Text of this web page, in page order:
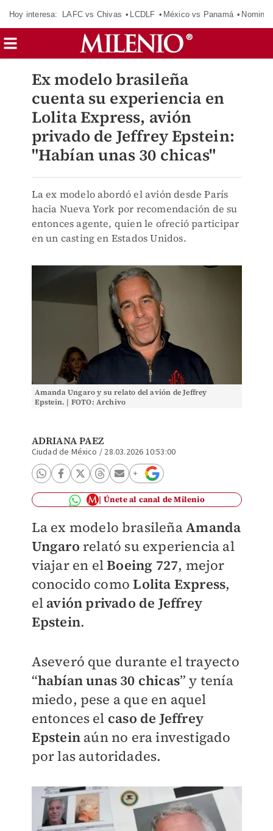
Hoy interesa: LAFC vs Chivas LCDLF México vs Panamá
Ex modelo brasileña
cuenta su experiencia en
Lolita Express, avión
privado de Jeffrey Epstein:
"Habían unas 30 chicas"
La ex modelo abordó el avión desde París
hacia Nueva York por recomendación de su
entonces agente, quien le ofreció participar
en un casting en Estados Unidos.
Amanda Ungaro y su relato del avión de Jeffrey
Epstein. | FOTO: Archivo
ADRIANA PAEZ
Ciudad de México / 28.03.2026 10:53:00
Únete al canal de Milenio
La ex modelo brasileñaAmanda
Ungaro relató su experiencia al
viajar en elBoeing 727, mejor
conocido comoLolita Express,
el avión privado de Jeffrey
Epstein.
Aseveró que durante el trayecto
“habían unas 30 chicas” y tenía
miedo, pese a que en aquel
entonces el caso de Jeffrey
Epsteinaún no era investigado
por las autoridades.